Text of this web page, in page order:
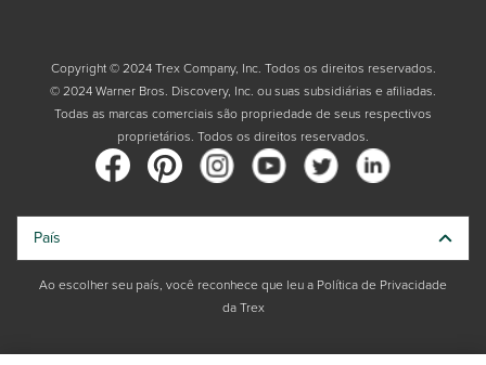
Copyright © 2024 Trex Company, Inc. Todos os direitos reservados.
© 2024 Warner Bros. Discovery, Inc. ou suas subsidiárias e afiliadas.
Todas as marcas comerciais são propriedade de seus respectivos
proprietários. Todos os direitos reservados.
País
Ao escolher seu país, você reconhece que leu a Política de Privacidade
da Trex